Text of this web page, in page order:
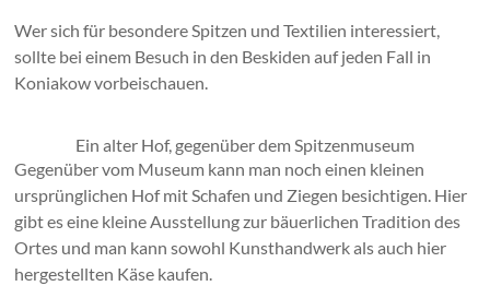
Wer sich für besondere Spitzen und Textilien interessiert,
sollte bei einem Besuch in den Beskiden auf jeden Fall in
Koniakow vorbeischauen.
Ein alter Hof, gegenüber dem Spitzenmuseum
Gegenüber vom Museum kann man noch einen kleinen
ursprünglichen Hof mit Schafen und Ziegen besichtigen. Hier
gibt es eine kleine Ausstellung zur bäuerlichen Tradition des
Ortes und man kann sowohl Kunsthandwerk als auch hier
hergestellten Käse kaufen.